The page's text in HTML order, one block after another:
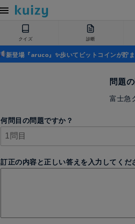
クイズ 診断
新登場『aruco』✨歩いてビットコインが貯
問題
富士
何問目の問題ですか？
訂正の内容と正しい答えを入力してくだ